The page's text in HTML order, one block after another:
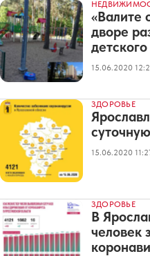
«Валите
дворе
15.06.2020
ЗДОРОВЬЕ
15.06.2020
ЗДОРОВЬЕ
В
человек